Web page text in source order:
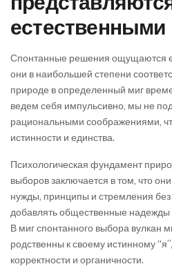
естественными
Спонтанные решения ощущаются
они в наибольшей степени
природе в определенный миг
ведем себя импульсивно, мы не
рациональными соображениями,
истинности и единства.
Психологическая фундамент
выборов заключается в том, что
нужды, принципы и стремления
добавлять общественные
В миг спонтанного выбора вулкан
родственны к своему истинному
корректности и органичности.